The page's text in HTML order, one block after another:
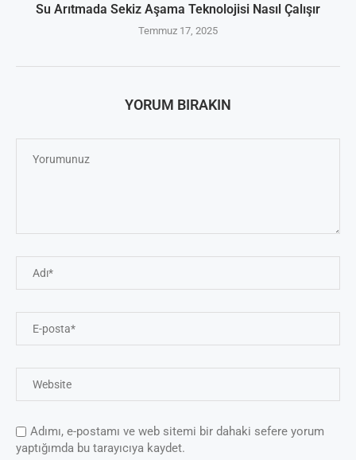
Su Arıtmada Sekiz Aşama Teknolojisi Nasıl Çalışır
Temmuz 17, 2025
YORUM BIRAKIN
Adımı, e-postamı ve web sitemi bir dahaki sefere yorum
yaptığımda bu tarayıcıya kaydet.